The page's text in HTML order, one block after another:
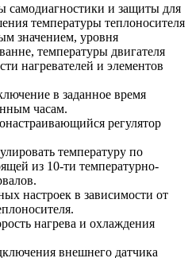
самодиагностики и защиты для
температуры теплоносителя
значением, уровня
температуры двигателя
нагревателей и элементов
в заданное время
часам.
регулятор
температуру по
из 10-ти температурно-
настроек в зависимости от
нагрева и охлаждения
внешнего датчика